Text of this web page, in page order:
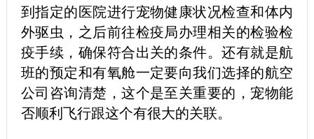
到指定的医院进行宠物健康状况检查和体内
外驱虫，之后前往检疫局办理相关的检验检
疫手续，确保符合出关的条件。还有就是航
班的预定和有氧舱一定要向我们选择的航空
公司咨询清楚，这个是至关重要的，宠物能
否顺利飞行跟这个有很大的关联。